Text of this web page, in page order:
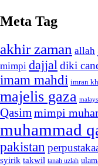
Meta Tag
akhir zaman allah
mimpi dajjaldiki
imam mahdi imran
majelis gaza
Qasimmimpi
muhammad
pakistan
syirik takwil tanah uzlah